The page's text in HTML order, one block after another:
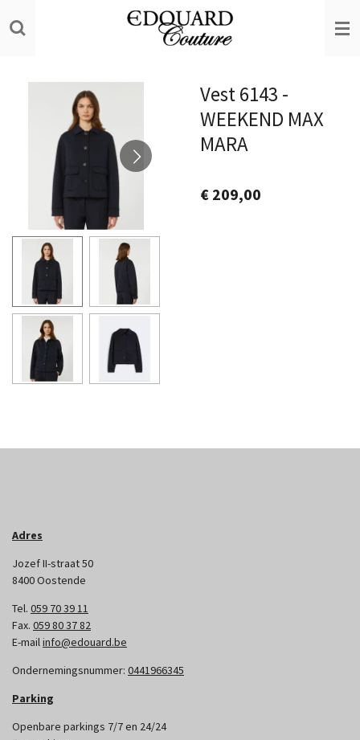
direct
hoofdinhoud
Vest 6143 -
WEEKEND MAX
MARA
€ 209,00
Adres
Jozef II-straat 50
8400 Oostende
Tel. 059 70 39 11
Fax. 059 80 37 82
E-mailinfo@edouard.be
Ondernemingsnummer: 0441966345
Parking
Openbare parkings 7/7 en 24/24